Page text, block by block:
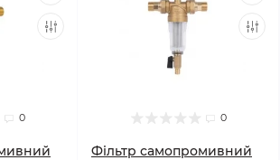
0 0
Фільтр самопромивний